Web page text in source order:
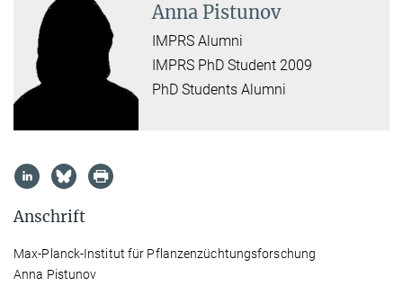
Anna Pistunov
IMPRS Alumni
IMPRS PhD Student 2009
PhD Students Alumni
Anschrift
Max-Planck-Institut für Pflanzenzüchtungsforschung
Anna Pistunov